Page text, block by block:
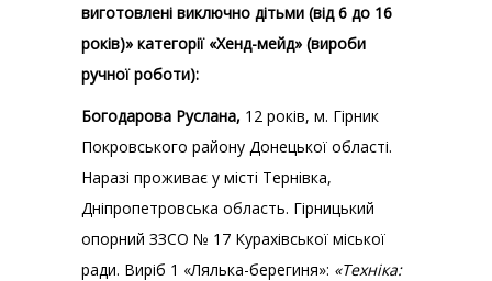
виготовлені виключно дітьми (від 6 до 16
років)» категорії «Хенд-мейд» (вироби
ручної роботи):
Богодарова Руслана, 12 років, м. Гірник
Покровського району Донецької області.
Наразі проживає у місті Тернівка,
Дніпропетровська область. Гірницький
опорний ЗЗСО № 17 Курахівської міської
ради. Виріб 1 «Лялька-берегиня»: «Техніка: